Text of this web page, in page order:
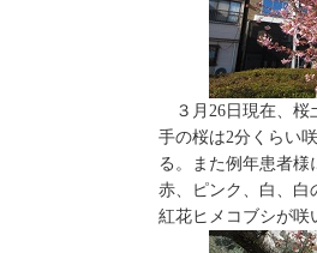
３月26日現在、桜
手の桜は2分くらい
る。また例年患者様
赤、ピンク、白、白
紅花ヒメコブシが咲